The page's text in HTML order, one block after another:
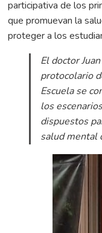
participativa de los
que promuevan la
proteger a los
El doctor
protocolario
Escuela se
los
dispuestos
salud mental